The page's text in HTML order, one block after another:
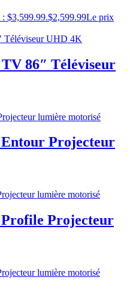
$3,599.99.$2,599.99Le prix
86″ Téléviseur
Projecteur
Projecteur